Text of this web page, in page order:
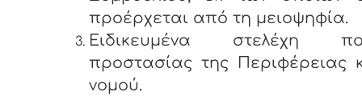
προέρχεται από τη μειοψηφία.
Ειδικευμένα στελέχη
προστασίας της Περιφέρειας
νομού.